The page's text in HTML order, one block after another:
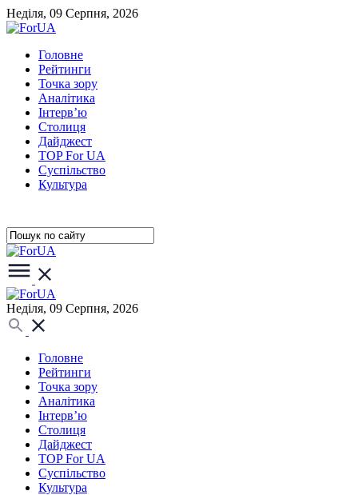
Неділя, 09 Серпня, 2026
Головне
Рейтинги
Точка зору
Аналітика
Інтерв’ю
Столиця
Дайджест
TOP For UA
Суспiльство
Культура
Неділя, 09 Серпня, 2026
Головне
Рейтинги
Точка зору
Аналітика
Інтерв’ю
Столиця
Дайджест
TOP For UA
Суспiльство
Культура